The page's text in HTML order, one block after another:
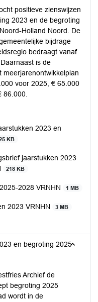
positieve zienswijzen
2023 en de begroting
Holland Noord. De
bijdrage
bedraagt vanaf
is de
voor 2025, € 65.000
2023 en
KB
jaarstukken 2023
218 KB
2028 VRNHN 1 MB
2023 VRNHN 3 MB
en begroting 2025
Archief de
begroting 2025
wordt in de